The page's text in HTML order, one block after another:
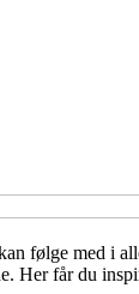
følge med i
får du